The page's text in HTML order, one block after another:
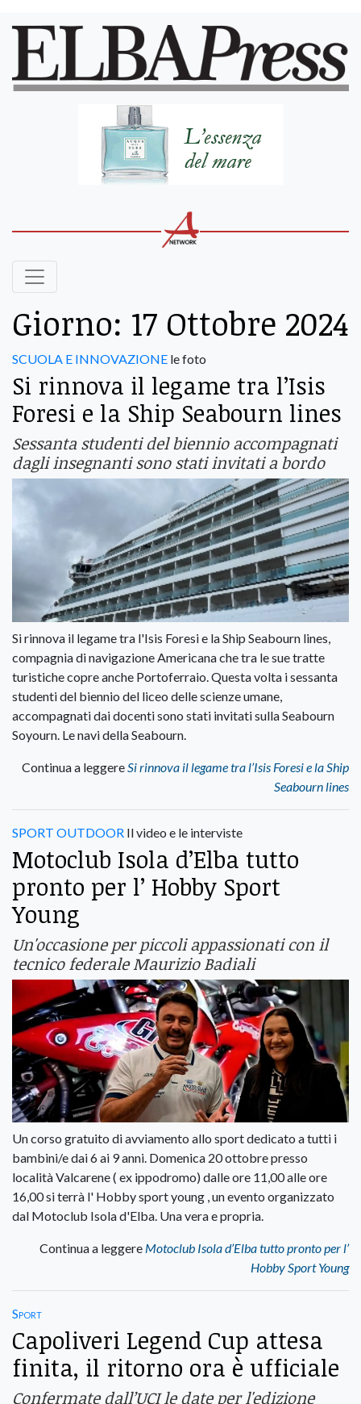
Giorno: 17 Ottobre 2024
SCUOLA E INNOVAZIONE le foto
Si rinnova il legame tra l’Isis
Foresi e la Ship Seabourn lines
Sessanta studenti del biennio accompagnati
dagli insegnanti sono stati invitati a bordo
Si rinnova il legame tra l'Isis Foresi e la Ship Seabourn lines,
compagnia di navigazione Americana che tra le sue tratte
turistiche copre anche Portoferraio. Questa volta i sessanta
studenti del biennio del liceo delle scienze umane,
accompagnati dai docenti sono stati invitati sulla Seabourn
Soyourn. Le navi della Seabourn.
Continua a leggere Si rinnova il legame tra l’Isis Foresi e la Ship
Seabourn lines
SPORT OUTDOOR Il video e le interviste
Motoclub Isola d’Elba tutto
pronto per l’ Hobby Sport
Young
Un'occasione per piccoli appassionati con il
tecnico federale Maurizio Badiali
Un corso gratuito di avviamento allo sport dedicato a tutti i
bambini/e dai 6 ai 9 anni. Domenica 20 ottobre presso
località Valcarene ( ex ippodromo) dalle ore 11,00 alle ore
16,00 si terrà l' Hobby sport young , un evento organizzato
dal Motoclub Isola d'Elba. Una vera e propria.
Continua a leggere Motoclub Isola d’Elba tutto pronto per l’
Hobby Sport Young
Sport
Capoliveri Legend Cup attesa
finita, il ritorno ora è ufficiale
Confermate dall’UCI le date per l'edizione